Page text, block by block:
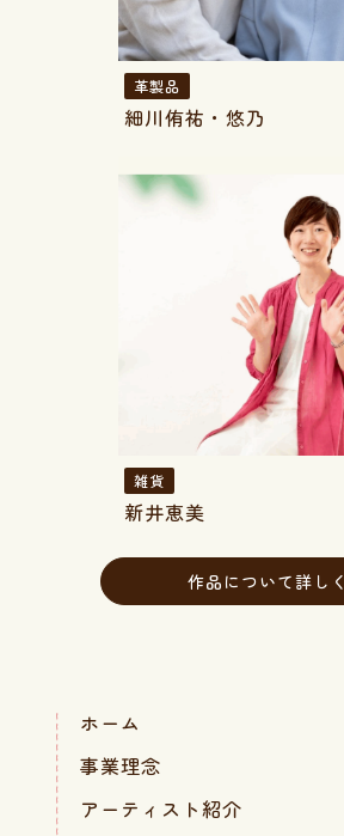
革製品
細川侑祐・悠乃
雑貨
新井恵美
作品について詳しく
ホーム
事業理念
アーティスト紹介